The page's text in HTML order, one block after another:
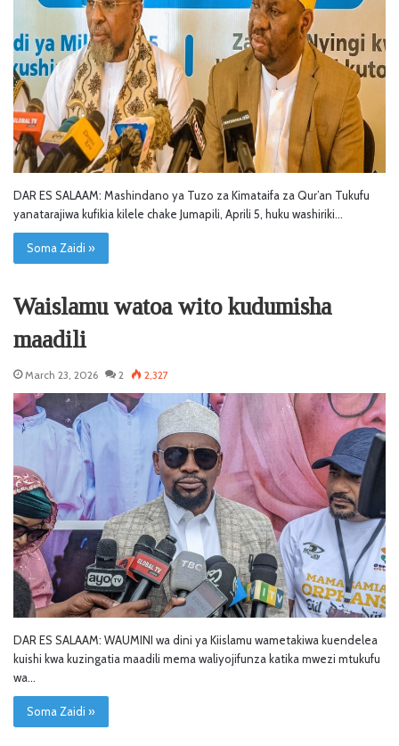
DAR ES SALAAM: Mashindano ya Tuzo za Kimataifa za Qur’an Tukufu
yanatarajiwa kufikia kilele chake Jumapili, Aprili 5, huku washiriki…
Soma Zaidi »
Waislamu watoa wito kudumisha
maadili
March 23, 2026 2 2,327
DAR ES SALAAM: WAUMINI wa dini ya Kiislamu wametakiwa kuendelea
kuishi kwa kuzingatia maadili mema waliyojifunza katika mwezi mtukufu
wa…
Soma Zaidi »